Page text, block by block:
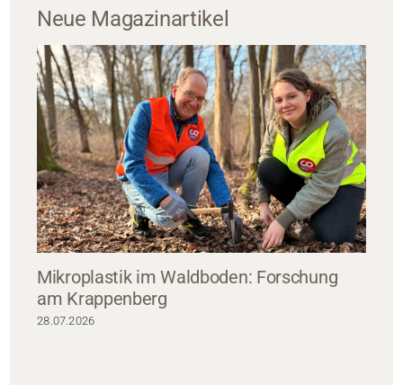
Neue Magazinartikel
Mikroplastik im Waldboden: Forschung
am Krappenberg
28.07.2026